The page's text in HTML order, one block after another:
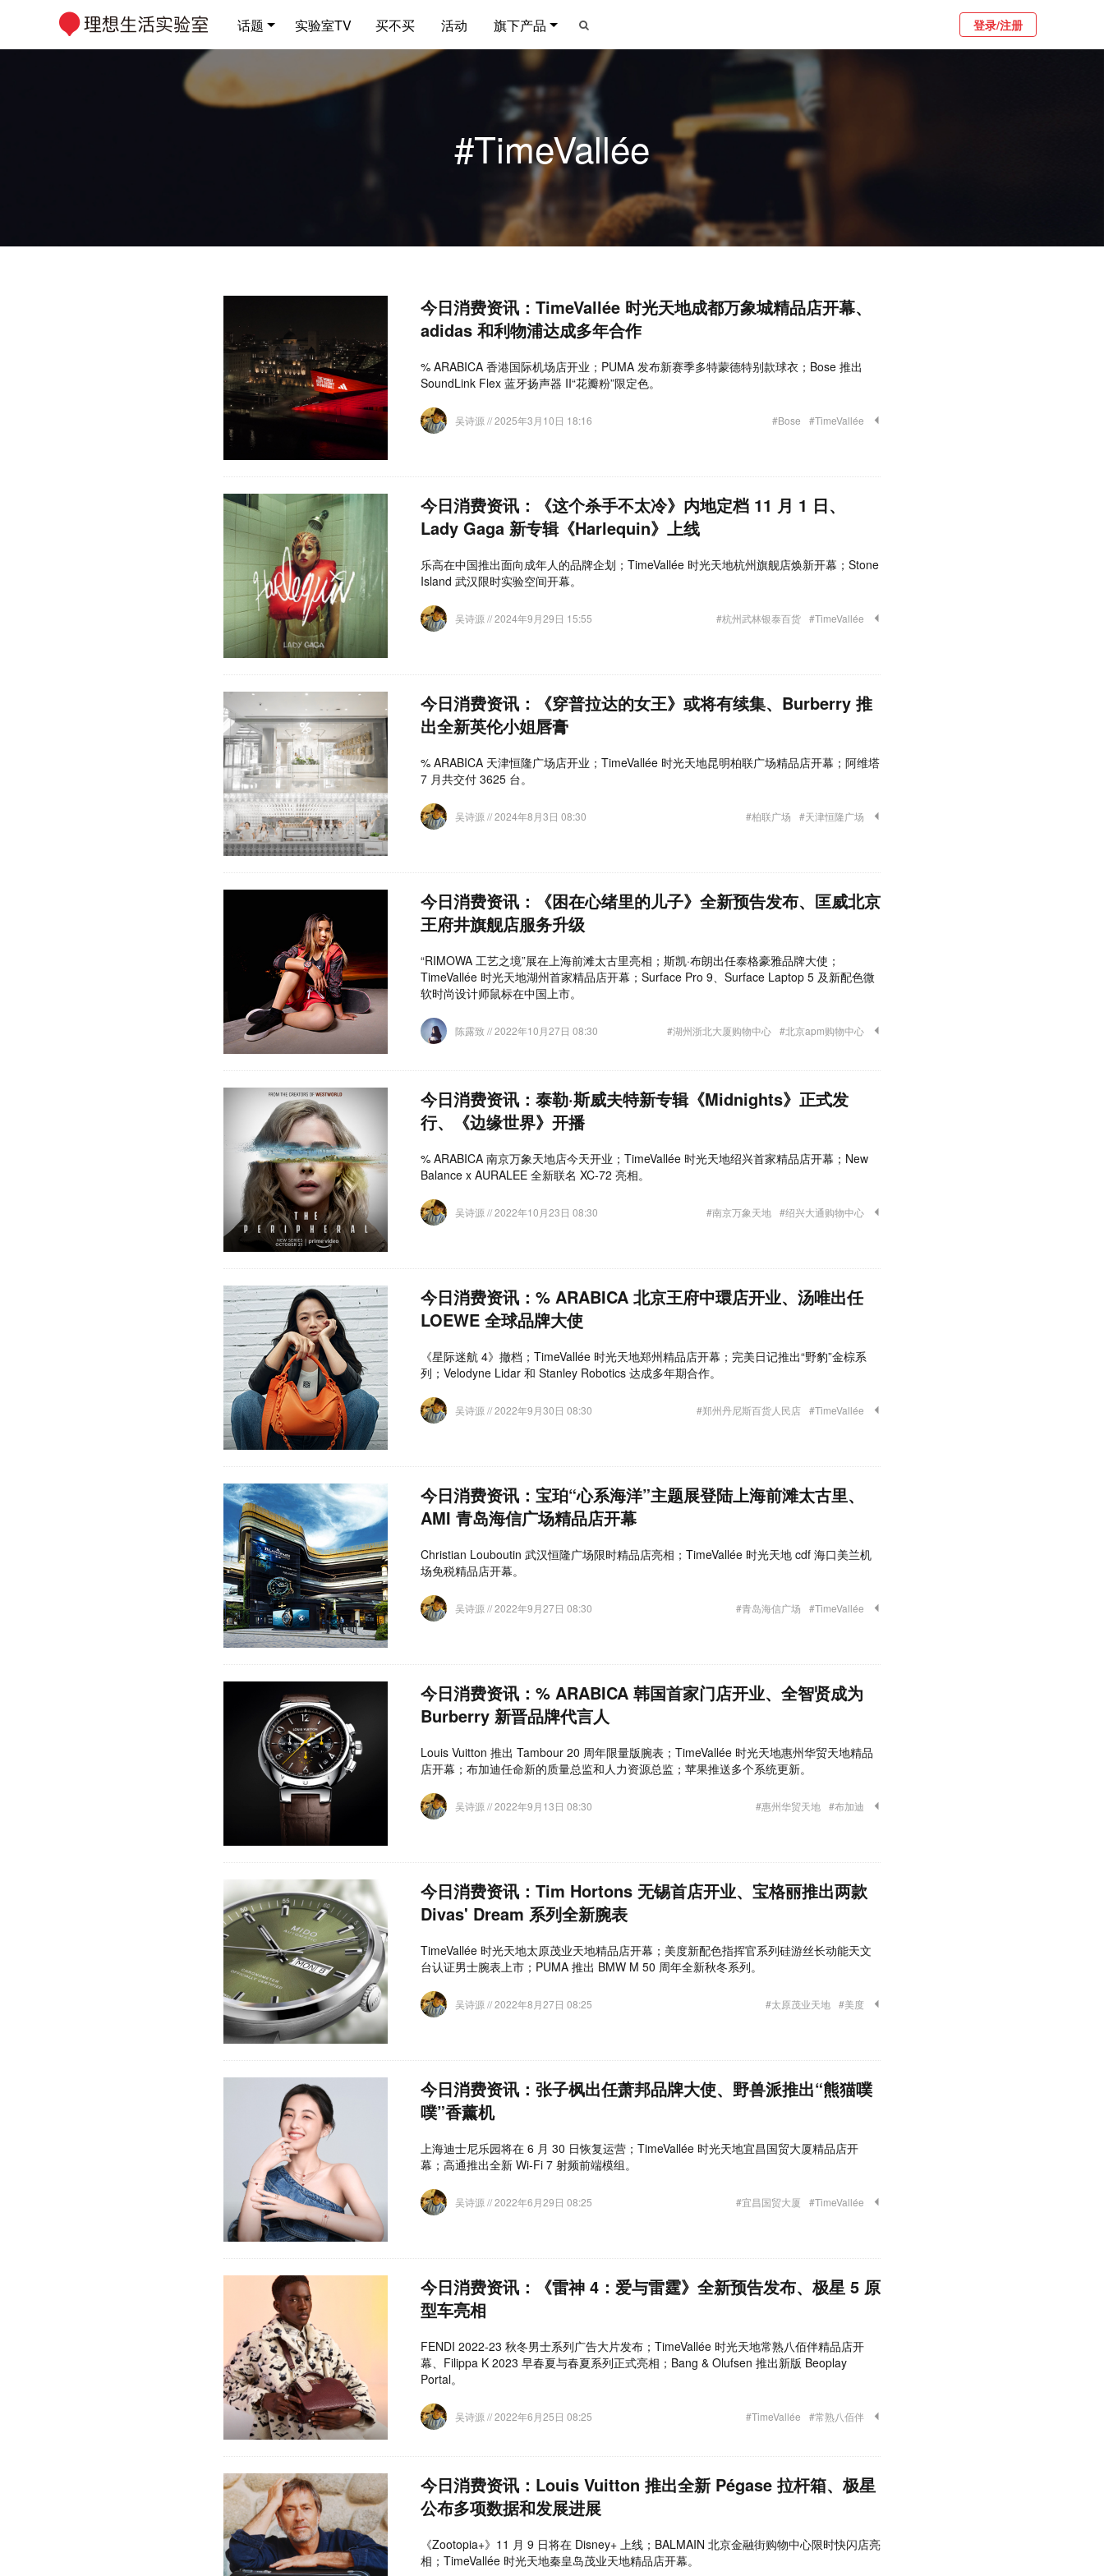
话题 实验室TV 买不买 活动 旗下产品 登录/注册
#TimeVallée
今日消费资讯：TimeVallée 时光天地成都万象城精品店开幕、
adidas 和利物浦达成多年合作
% ARABICA 香港国际机场店开业；PUMA 发布新赛季多特蒙德特别款球衣；Bose 推出
SoundLink Flex 蓝牙扬声器 II“花瓣粉”限定色。
吴诗源 // 2025年3月10日 18:16 #Bose #TimeVallée
今日消费资讯：《这个杀手不太冷》内地定档 11 月 1 日、
Lady Gaga 新专辑《Harlequin》上线
乐高在中国推出面向成年人的品牌企划；TimeVallée 时光天地杭州旗舰店焕新开幕；Stone
Island 武汉限时实验空间开幕。
吴诗源 // 2024年9月29日 15:55 #杭州武林银泰百货 #TimeVallée
今日消费资讯：《穿普拉达的女王》或将有续集、Burberry 推
出全新英伦小姐唇膏
% ARABICA 天津恒隆广场店开业；TimeVallée 时光天地昆明柏联广场精品店开幕；阿维塔
7 月共交付 3625 台。
吴诗源 // 2024年8月3日 08:30 #柏联广场 #天津恒隆广场
今日消费资讯：《困在心绪里的儿子》全新预告发布、匡威北京
王府井旗舰店服务升级
“RIMOWA 工艺之境”展在上海前滩太古里亮相；斯凯·布朗出任泰格豪雅品牌大使；
TimeVallée 时光天地湖州首家精品店开幕；​Surface Pro 9、Surface Laptop 5 及新配色微
软时尚设计师鼠标在中国上市。
陈露致// 2022年10月27日 08:30 #湖州浙北大厦购物中心 #北京apm购物中心
今日消费资讯：泰勒·斯威夫特新专辑《Midnights》正式发
行、《边缘世界》开播
% ARABICA 南京万象天地店今天开业；TimeVallée 时光天地绍兴首家精品店开幕；New
Balance x AURALEE 全新联名 XC-72 亮相。
吴诗源 // 2022年10月23日 08:30 #南京万象天地 #绍兴大通购物中心
今日消费资讯：% ARABICA 北京王府中環店开业、汤唯出任
LOEWE 全球品牌大使
《星际迷航 4》撤档；TimeVallée 时光天地郑州精品店开幕；完美日记推出“野豹”金棕系
列；Velodyne Lidar 和 Stanley Robotics 达成多年期合作。
吴诗源 // 2022年9月30日 08:30 #郑州丹尼斯百货人民店 #TimeVallée
今日消费资讯：宝珀“心系海洋”主题展登陆上海前滩太古里、
AMI 青岛海信广场精品店开幕
Christian Louboutin 武汉恒隆广场限时精品店亮相；TimeVallée 时光天地 cdf 海口美兰机
场免税精品店开幕。
吴诗源 // 2022年9月27日 08:30 #青岛海信广场 #TimeVallée
今日消费资讯：% ARABICA 韩国首家门店开业、全智贤成为
Burberry 新晋品牌代言人
Louis Vuitton 推出 Tambour 20 周年限量版腕表；TimeVallée 时光天地惠州华贸天地精品
店开幕；布加迪任命新的质量总监和人力资源总监；苹果推送多个系统更新。
吴诗源 // 2022年9月13日 08:30 #惠州华贸天地 #布加迪
今日消费资讯：Tim Hortons 无锡首店开业、宝格丽推出两款
Divas' Dream 系列全新腕表
TimeVallée 时光天地太原茂业天地精品店开幕；美度新配色指挥官系列硅游丝长动能天文
台认证男士腕表上市；PUMA 推出 BMW M 50 周年全新秋冬系列。
吴诗源 // 2022年8月27日 08:25 #太原茂业天地 #美度
今日消费资讯：张子枫出任萧邦品牌大使、野兽派推出“熊猫噗
噗”香薰机
上海迪士尼乐园将在 6 月 30 日恢复运营；TimeVallée 时光天地宜昌国贸大厦精品店开
幕；​高通推出全新 Wi-Fi 7 射频前端模组。
吴诗源 // 2022年6月29日 08:25 #宜昌国贸大厦 #TimeVallée
今日消费资讯：《雷神 4：爱与雷霆》全新预告发布、极星 5 原
型车亮相
FENDI 2022-23 秋冬男士系列广告大片发布；TimeVallée 时光天地常熟八佰伴精品店开
幕、Filippa K 2023 早春夏与春夏系列正式亮相；​Bang & Olufsen 推出新版 Beoplay
Portal。
吴诗源 // 2022年6月25日 08:25 #TimeVallée #常熟八佰伴
今日消费资讯：Louis Vuitton 推出全新 Pégase 拉杆箱、极星
公布多项数据和发展进展
《Zootopia+》11 月 9 日将在 Disney+ 上线；BALMAIN 北京金融街购物中心限时快闪店亮
相；TimeVallée 时光天地秦皇岛茂业天地精品店开幕。